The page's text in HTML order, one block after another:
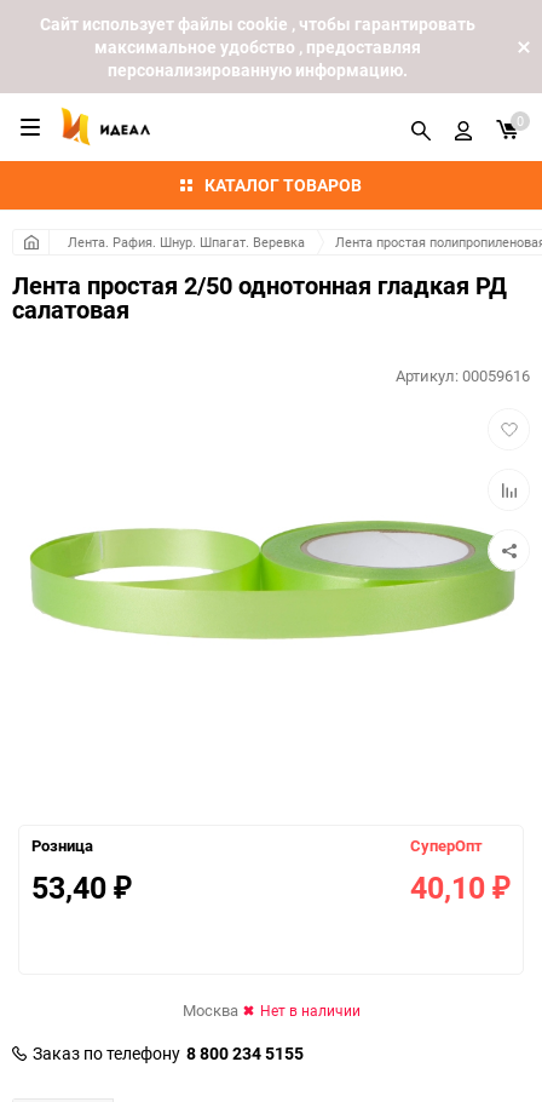
Cайт использует файлы cookie , чтобы гарантировать
максимальное удобство , предоставляя
персонализированную информацию.
КАТАЛОГ ТОВАРОВ
0
Лента. Рафия. Шнур. Шпагат. Веревка Лента простая
Лента простая 2/50 однотонная гладкая РД
салатовая
Артикул:00059616
Розница
53,40 ₽
СуперОпт
40,10 ₽
Москва Нет в наличии
Заказ по телефону 8 800 234 5155